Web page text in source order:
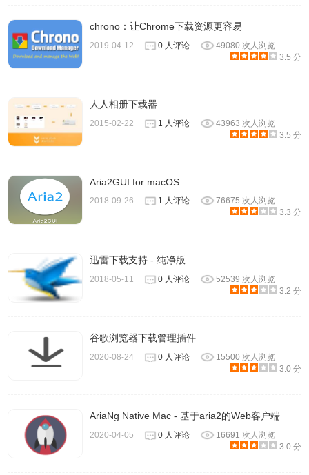
chrono：让Chrome下载资源更容易
2019-04-12 0 人评论
49080 次人浏览
3.5 分
人人相册下载器
2015-02-22 1 人评论
43963 次人浏览
3.5 分
Aria2GUI for macOS
2018-09-26 1 人评论
76675 次人浏览
3.3 分
迅雷下载支持 - 纯净版
2018-05-11 0 人评论
52539 次人浏览
3.2 分
谷歌浏览器下载管理插件
2020-08-24 0 人评论
15500 次人浏览
3.0 分
AriaNg Native Mac - 基于aria2的Web客户端
2020-04-05 0 人评论
16691 次人浏览
3.0 分